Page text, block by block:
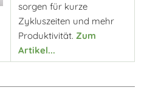
sorgen für kurze
Zykluszeiten und mehr
Produktivität. Zum
Artikel...